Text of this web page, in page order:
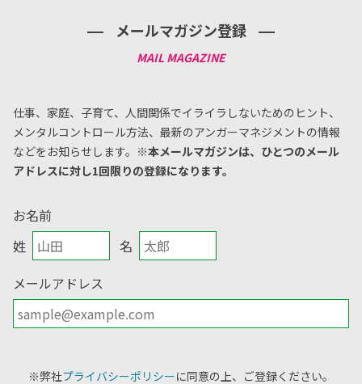
メールマガジン登録
仕事、家庭、子育て、人間関係でイライラしないためのヒント、
メンタルコントロール方法、 最新のアンガーマネジメントの情報
などをお知らせします。 ※本メールマガジンは、ひとつのメール
アドレスに対し1回限りの登録になります。
お名前
姓
名
メールアドレス
※弊社プライバシーポリシーに同意の上、ご登録ください。